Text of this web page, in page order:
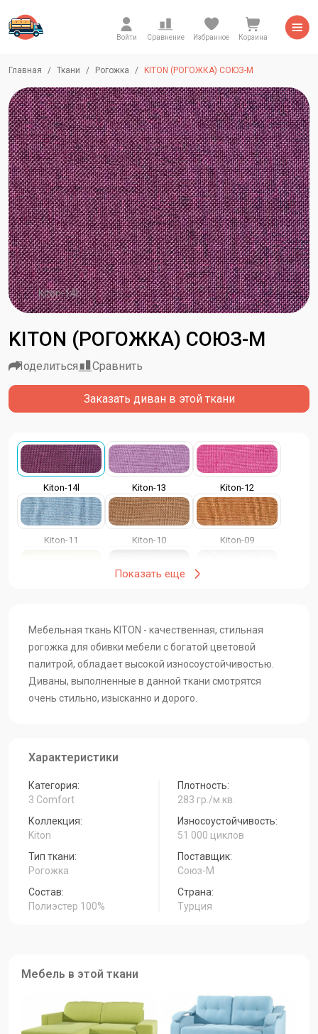
Войти Сравнение Избранное Корзина
Главная Ткани Рогожка KITON (РОГОЖКА) СОЮЗ-М
Kiton-14l
KITON (РОГОЖКА) СОЮЗ-М
Заказать диван в этой ткани
Поделиться Сравнить
Kiton-14l Kiton-13 Kiton-12
Kiton-11 Kiton-10 Kiton-09
Kiton-05 Kiton-04 Kiton-03
Kiton-02 Kiton-01
Показать еще
Мебельная ткань KITON - качественная, стильная
рогожка для обивки мебели с богатой цветовой
палитрой, обладает высокой износоустойчивостью.
Диваны, выполненные в данной ткани смотрятся
очень стильно, изысканно и дорого.
Характеристики
Категория:
3 Comfort
Плотность:
283 гр./м.кв.
Коллекция:
Kiton
Износоустойчивость:
51 000 циклов
Тип ткани:
Рогожка
Поставщик:
Союз-М
Состав:
Полиэстер 100%
Страна:
Турция
Мебель в этой ткани